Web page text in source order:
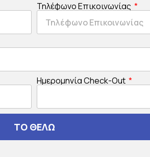
Τηλέφωνο Επικοινωνίας
Ημερομηνία Check-Out
ΤΟ ΘΕΛΩ